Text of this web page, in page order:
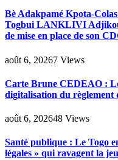
Bè Adakpamé Kpota-
Togbui LANKLIVI Adjikou
de mise en place de son
août 6, 20267 Views
Carte Brune CEDEAO :
digitalisation du règlement
août 6, 202648 Views
Santé publique : Le Togo
légales » qui ravagent la